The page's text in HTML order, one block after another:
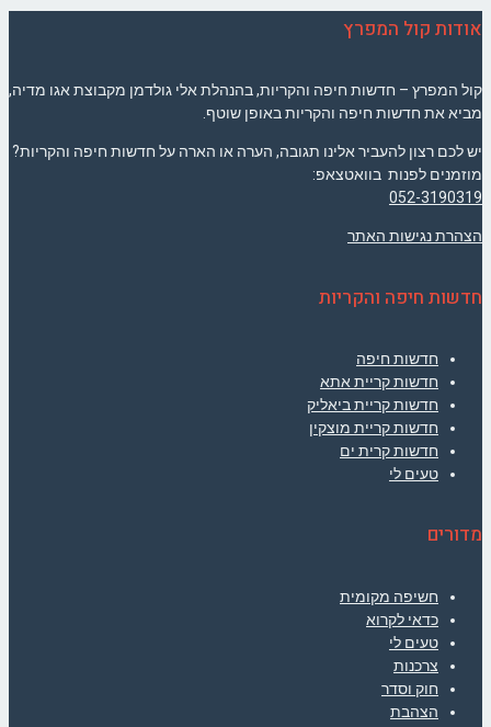
אודות קול המפרץ
קול המפרץ – חדשות חיפה והקריות, בהנהלת אלי גולדמן מקבוצת אגו מדיה,
מביא את חדשות חיפה והקריות באופן שוטף.
יש לכם רצון להעביר אלינו תגובה, הערה או הארה על חדשות חיפה והקריות?
מוזמנים לפנות בוואטצאפ:
052-3190319
הצהרת נגישות האתר
חדשות חיפה והקריות
חדשות חיפה
חדשות קריית אתא
חדשות קריית ביאליק
חדשות קריית מוצקין
חדשות קרית ים
טעים לי
מדורים
חשיפה מקומית
כדאי לקרוא
טעים לי
צרכנות
חוק וסדר
הצהבת